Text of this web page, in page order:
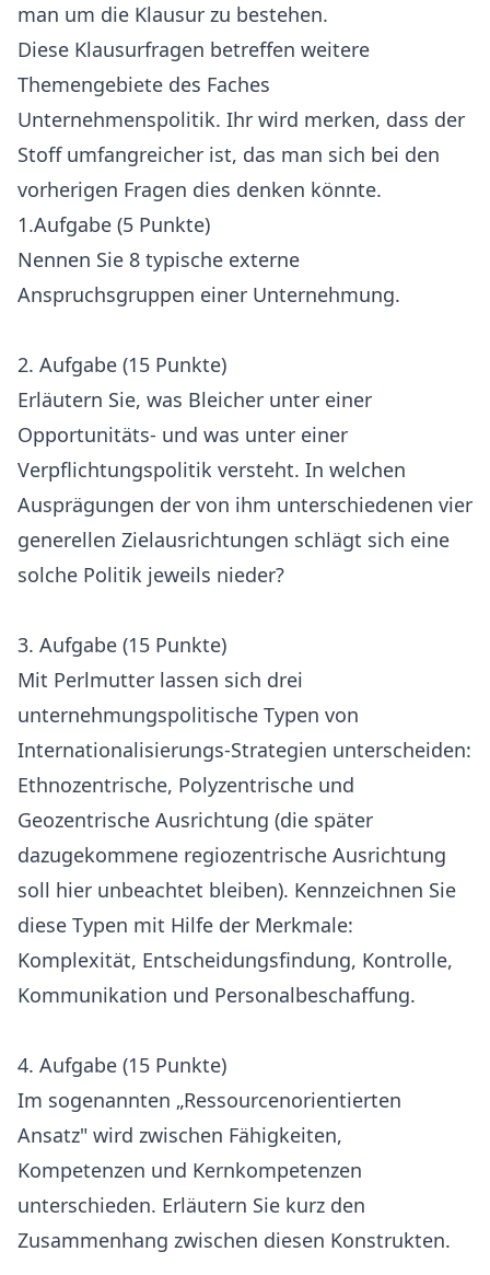
man um die Klausur zu bestehen.
Diese Klausurfragen betreffen weitere
Themengebiete des Faches
Unternehmenspolitik. Ihr wird merken, dass der
Stoff umfangreicher ist, das man sich bei den
vorherigen Fragen dies denken könnte.
1.Aufgabe (5 Punkte)
Nennen Sie 8 typische externe
Anspruchsgruppen einer Unternehmung.
2. Aufgabe (15 Punkte)
Erläutern Sie, was Bleicher unter einer
Opportunitäts- und was unter einer
Verpflichtungspolitik versteht. In welchen
Ausprägungen der von ihm unterschiedenen vier
generellen Zielausrichtungen schlägt sich eine
solche Politik jeweils nieder?
3. Aufgabe (15 Punkte)
Mit Perlmutter lassen sich drei
unternehmungspolitische Typen von
Internationalisierungs-Strategien unterscheiden:
Ethnozentrische, Polyzentrische und
Geozentrische Ausrichtung (die später
dazugekommene regiozentrische Ausrichtung
soll hier unbeachtet bleiben). Kennzeichnen Sie
diese Typen mit Hilfe der Merkmale:
Komplexität, Entscheidungsfindung, Kontrolle,
Kommunikation und Personalbeschaffung.
4. Aufgabe (15 Punkte)
Im sogenannten „Ressourcenorientierten
Ansatz" wird zwischen Fähigkeiten,
Kompetenzen und Kernkompetenzen
unterschieden. Erläutern Sie kurz den
Zusammenhang zwischen diesen Konstrukten.